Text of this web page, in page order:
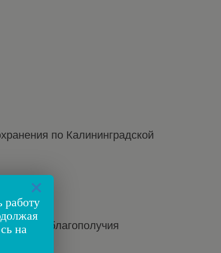
по Калининградской
и благополучия
работу
на